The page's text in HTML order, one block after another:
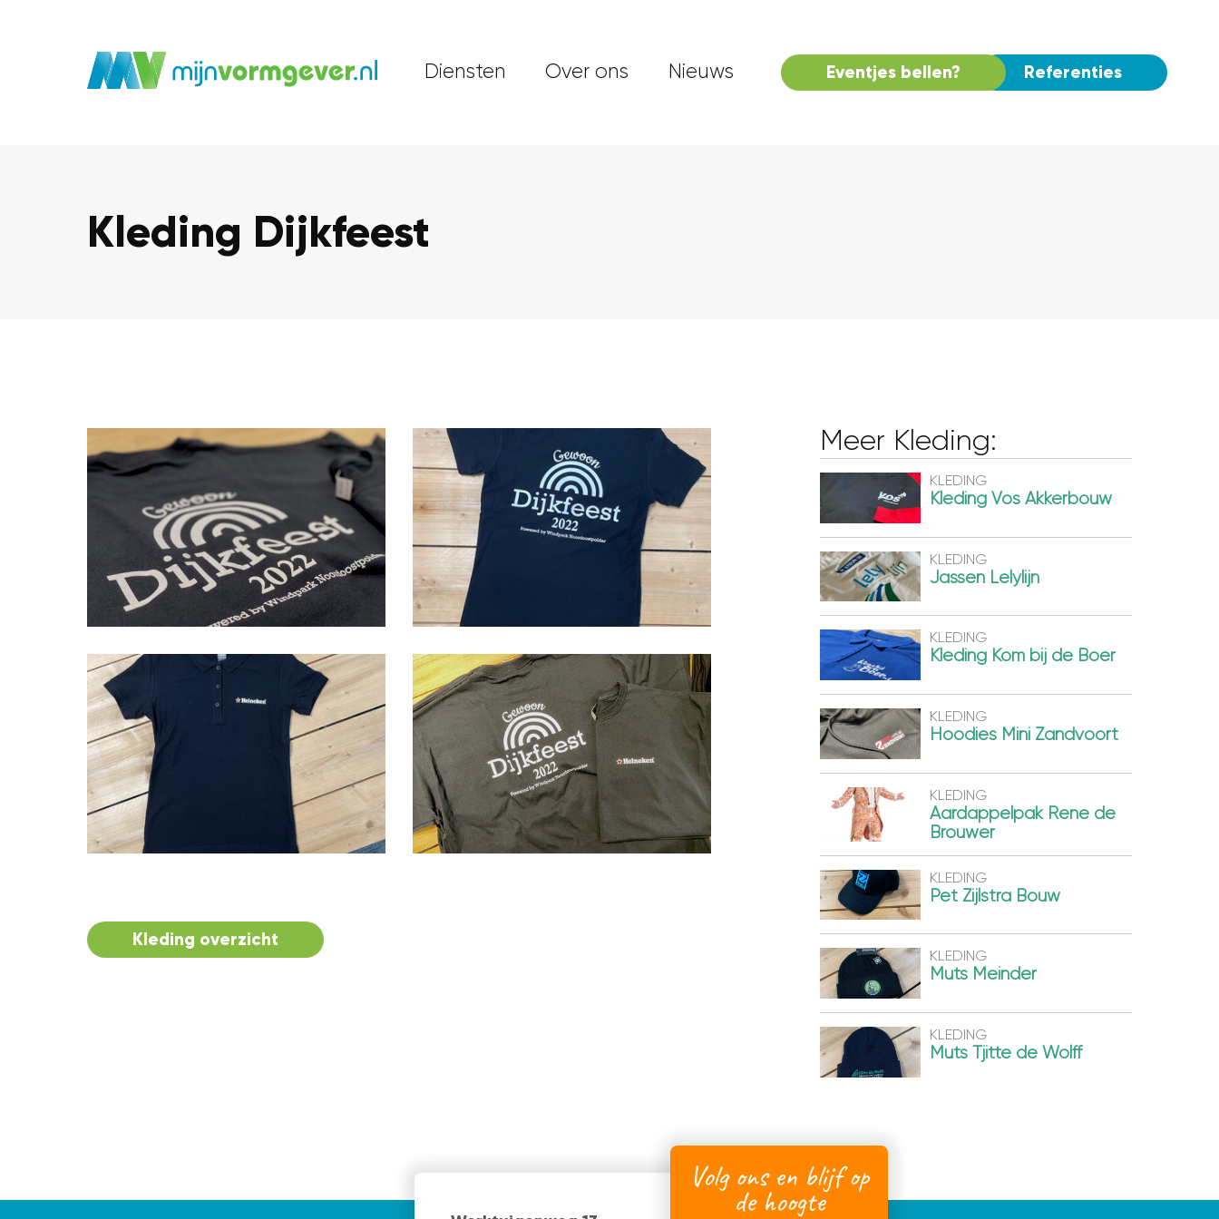
Diensten Over ons Nieuws Eventjes bellen? Referenties
Kleding Dijkfeest
Kleding overzicht
Meer Kleding:
KLEDING
Kleding Vos Akkerbouw
KLEDING
Jassen Lelylijn
KLEDING
Kleding Kom bij de Boer
KLEDING
Hoodies Mini Zandvoort
KLEDING
Aardappelpak Rene de
Brouwer
KLEDING
Pet Zijlstra Bouw
KLEDING
Muts Meinder
KLEDING
Muts Tjitte de Wolff
Volg ons en blijf op
de hoogte